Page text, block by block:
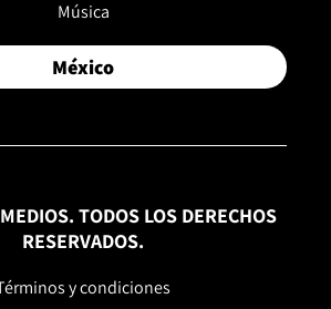
Música
México
TODOS LOS DERECHOS
RESERVADOS.
y condiciones